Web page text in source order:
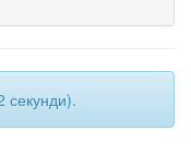
секунди).